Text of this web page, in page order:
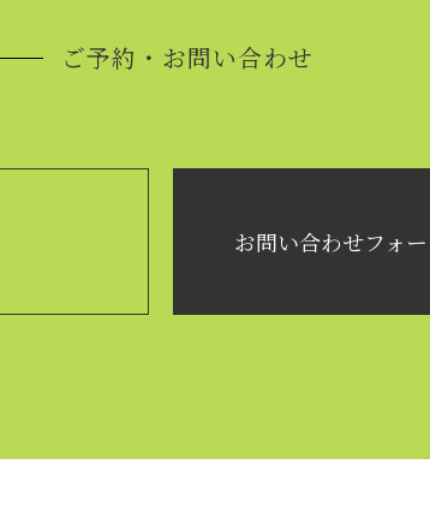
ご予約・お問い合わせ
お問い合わせフォ